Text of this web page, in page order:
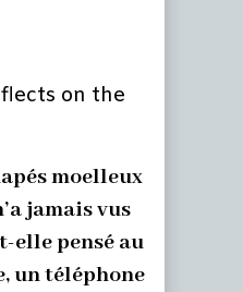
on the
moelleux
jamais vus
elle pensé au
un téléphone